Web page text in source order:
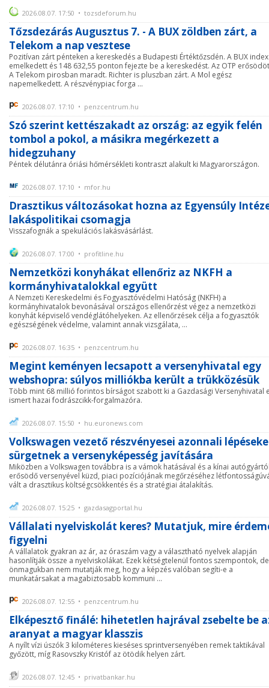
2026.08.07. 17:50 • tozsdeforum.hu
Tőzsdezárás Augusztus 7. - A BUX zöldben zárt, a
Telekom a nap vesztese
Pozitívan zárt pénteken a kereskedés a Budapesti Értéktőzsdén. A BUX index
emelkedett és 148 632,55 ponton fejezte be a kereskedést. Az OTP
A Telekom pirosban maradt. Richter is pluszban zárt. A Mol egész
napemelkedett. A részvénypiac forga ...
2026.08.07. 17:10 • penzcentrum.hu
Szó szerint kettészakadt az ország: az egyik felén
tombol a pokol, a másikra megérkezett a
hidegzuhany
Péntek délutánra óriási hőmérsékleti kontraszt alakult ki Magyarországon.
2026.08.07. 17:10 • mfor.hu
Drasztikus változásokat hozna az Egyensúly
lakáspolitikai csomagja
Visszafognák a spekulációs lakásvásárlást.
2026.08.07. 17:00 • profitline.hu
Nemzetközi konyhákat ellenőriz az NKFH a
kormányhivatalokkal együtt
A Nemzeti Kereskedelmi és Fogyasztóvédelmi Hatóság (NKFH) a
kormányhivatalok bevonásával országos ellenőrzést végez a nemzetközi
konyhát képviselő vendéglátóhelyeken. Az ellenőrzések célja a fogyasztók
egészségének védelme, valamint annak vizsgálata, ...
2026.08.07. 16:35 • penzcentrum.hu
Megint keményen lecsapott a versenyhivatal egy
webshopra: súlyos milliókba került a trükközésük
Több mint 68 millió forintos bírságot szabott ki a Gazdasági Versenyhivatal
ismert hazai fodrászcikk-forgalmazóra.
2026.08.07. 15:50 • hu.euronews.com
Volkswagen vezető részvényesei azonnali
sürgetnek a versenyképesség javítására
Miközben a Volkswagen továbbra is a vámok hatásával és a kínai
erősödő versenyével küzd, piaci pozíciójának megőrzéséhez
vált a drasztikus költségcsökkentés és a stratégiai átalakítás.
2026.08.07. 15:25 • gazdasagportal.hu
Vállalati nyelviskolát keres? Mutatjuk, mire
figyelni
A vállalatok gyakran az ár, az óraszám vagy a választható nyelvek alapján
hasonlítják össze a nyelviskolákat. Ezek kétségtelenül fontos szempontok, de
önmagukban nem mutatják meg, hogy a képzés valóban segíti-e a
munkatársakat a magabiztosabb kommuni ...
2026.08.07. 12:55 • penzcentrum.hu
Elképesztő finálé: hihetetlen hajrával zsebelte be
aranyat a magyar klasszis
A nyílt vízi úszók 3 kilométeres kieséses sprintversenyében remek taktikával
győzött, míg Rasovszky Kristóf az ötödik helyen zárt.
2026.08.07. 12:45 • privatbankar.hu